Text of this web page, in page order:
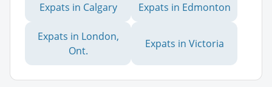
Expats in Calgary Expats in Edmonton
Expats in London,
Ont.
Expats in Victoria